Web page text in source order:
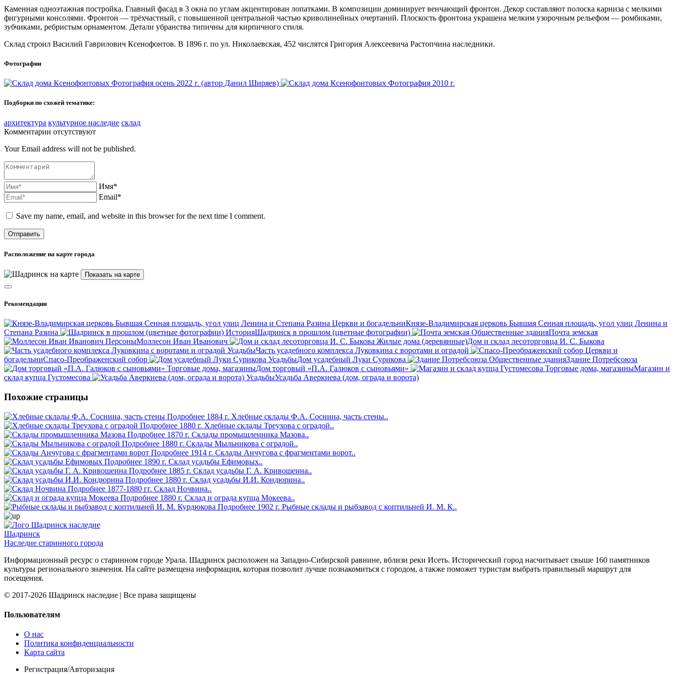
Каменная одноэтажная постройка. Главный фасад в 3 окна по углам акцентирован лопатками. В композиции доминирует венчающий фронтон. Декор составляют полоска карниза с мелкими
фигурными консолями. Фронтон — трёхчастный, с повышенной центральной частью криволинейных очертаний. Плоскость фронтона украшена мелким узорочным рельефом — ромбиками,
зубчиками, ребристым орнаментом. Детали убранства типичны для кирпичного стиля.
Склад строил Василий Гаврилович Ксенофонтов. В 1896 г. по ул. Николаевская, 452 числятся Григория Алексеевича Растопчина наследники.
Фотографии
Фотография осень 2022 г. (автор Данил Ширяев) Фотография 2010 г.
Подборки по схожей тематике:
архитектура культурное наследие склад
Комментарии отсутствуют
Your Email address will not be published.
Имя*
Email*
Save my name, email, and website in this browser for the next time I comment.
Расположение на карте города
Показать на карте
Рекомендации
Церкви и богадельниКнязе-Владимирская церковь Бывшая Сенная площадь, угол улиц Ленина и
Степана Разина
ИсторияШадринск в прошлом (цветные фотографии) Общественные зданияПочта земская
ПерсоныМоллесон Иван Иванович Жилые дома (деревянные)Дом и склад лесоторговца И. С. Быкова
УсадьбыЧасть усадебного комплекса Луковкина с воротами и оградой
Церкви и
богадельниСпасо-Преображенский собор УсадьбыДом усадебный Луки Сурикова Общественные зданияЗдание Потребсоюза
Торговые дома, магазиныДом торговый «П.А. Галюков с сыновьями» Торговые дома, магазиныМагазин и
склад купца Густомесова
УсадьбыУсадьба Аверкиева (дом, ограда и ворота)
Похожие страницы
Подробнее 1884 г. Хлебные склады Ф.А. Соснина, часть стены..
Подробнее 1880 г. Хлебные склады Треухова с оградой..
Подробнее 1870 г. Склады промышленника Мазова..
Подробнее 1880 г. Склады Мыльникова с оградой..
Подробнее 1914 г. Склады Анчугова с фрагментами ворот..
Подробнее 1890 г. Склад усадьбы Ефимовых..
Подробнее 1885 г. Склад усадьбы Г. А. Кривошеина..
Подробнее 1880 г. Склад усадьбы И.И. Кондюрина..
Подробнее 1877-1880 гг. Склад Ночвина..
Подробнее 1880 г. Склад и ограда купца Мокеева..
Подробнее 1902 г. Рыбные склады и рыбзавод с коптильней И. М. К..
Шадринск
Наследие старинного города
Информационный ресурс о старинном городе Урала. Шадринск расположен на Западно-Сибирской равнине, вблизи реки Исеть. Исторический город насчитывает свыше 160 памятников
культуры регионального значения. На сайте размещена информация, которая позволит лучше познакомиться с городом, а также поможет туристам выбрать правильный маршрут для
посещения.
© 2017-2026 Шадринск наследие | Все права защищены
Пользователям
О нас
Политика конфиденциальности
Карта сайта
Регистрация/Авторизация